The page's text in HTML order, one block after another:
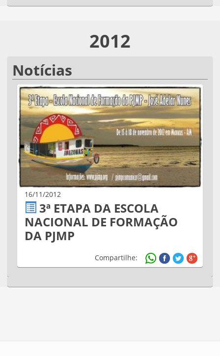
2012
Notícias
16/11/2012
3ª ETAPA DA ESCOLA
NACIONAL DE FORMAÇÃO
DA PJMP
Compartilhe: